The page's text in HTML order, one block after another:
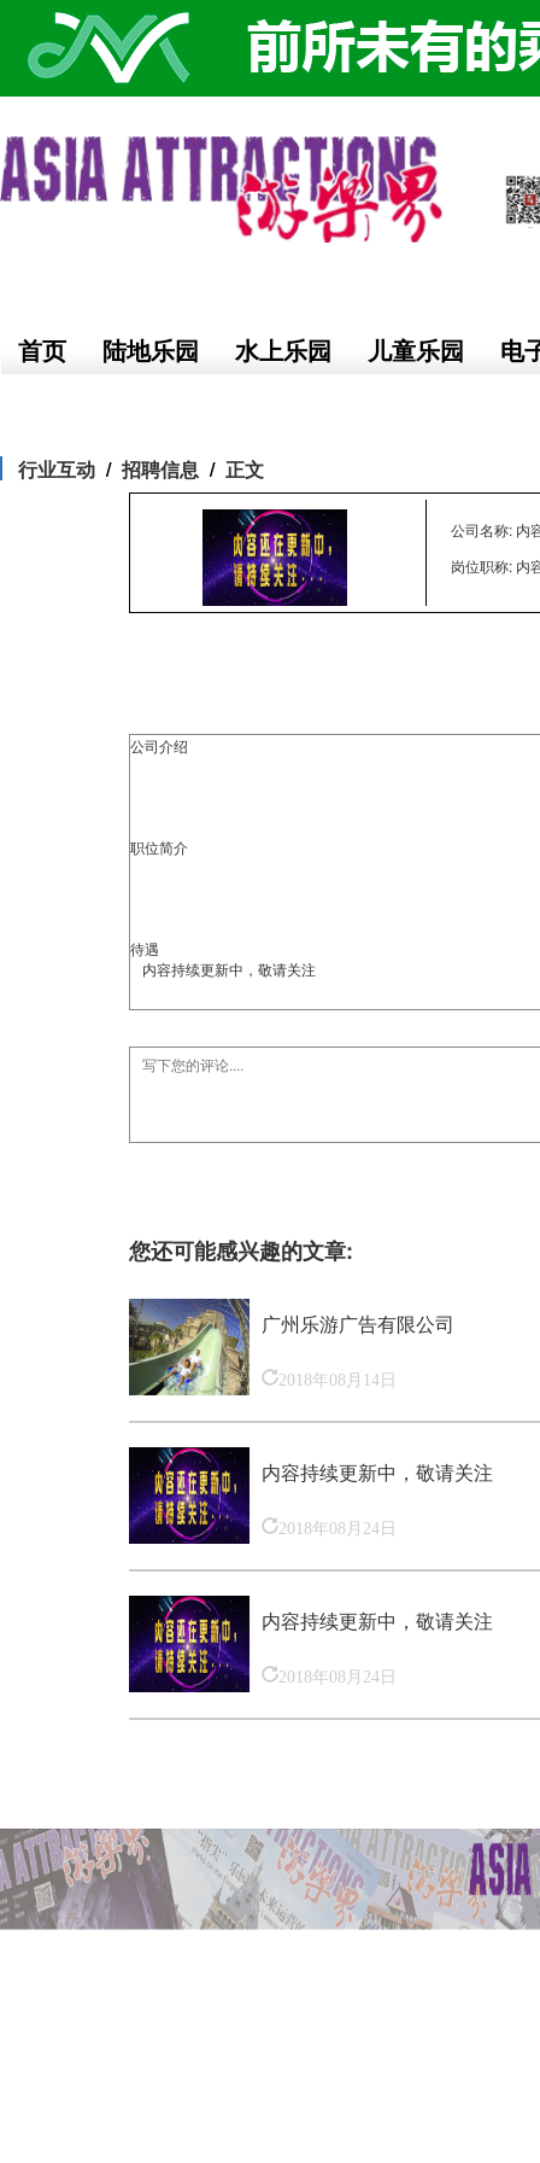
首页 陆地乐园 水上乐园 儿童乐园 电
行业互动 招聘信息 正文
公司名称: 内
岗位职称: 内
公司介绍
职位简介
待遇
内容持续更新中，敬请关注
您还可能感兴趣的文章:
广州乐游广告有限公司
2018年08月14日
内容持续更新中，敬请关注
2018年08月24日
内容持续更新中，敬请关注
2018年08月24日